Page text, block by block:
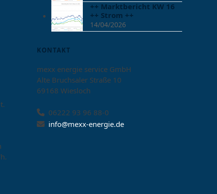
++ Marktbericht KW 16
++ Strom ++
14/04/2026
KONTAKT
mexx energie service GmbH
Alte Bruchsaler Straße 10
69168 Wiesloch
06222 93 96 88-0
info@mexx-energie.de